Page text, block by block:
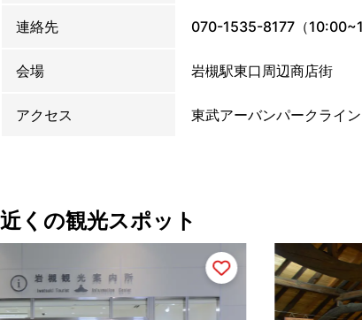
連絡先 070-1535-8177（
会場 岩槻駅東口周辺商店街
アクセス 東武アーバンパークライ
近くの観光スポット